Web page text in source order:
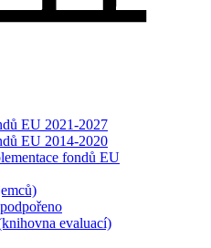
EU 2021-2027
EU 2014-2020
fondů EU
evaluací)